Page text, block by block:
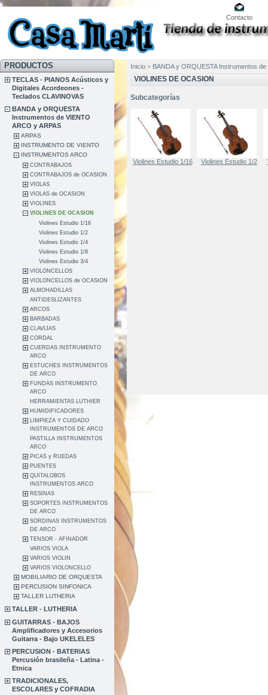
Contacto
PRODUCTOS
TECLAS - PIANOS Acústicos y
Digitales Acordeones -
Teclados CLAVINOVAS
BANDA y ORQUESTA
Instrumentos de VIENTO
ARCO y ARPAS
ARPAS
INSTRUMENTO DE VIENTO
INSTRUMENTOS ARCO
CONTRABAJOS
CONTRABAJOS de OCASION
VIOLAS
VIOLAS de OCASION
VIOLINES
VIOLINES DE OCASION
Violines Estudio 1/16
Violines Estudio 1/2
Violines Estudio 1/4
Violines Estudio 1/8
Violines Estudio 3/4
VIOLONCELLOS
VIOLONCELLOS de OCASION
ALMOHADILLAS
ANTIDESLIZANTES
ARCOS
BARBADAS
CLAVIJAS
CORDAL
CUERDAS INSTRUMENTO
ARCO
ESTUCHES INSTRUMENTOS
DE ARCO
FUNDAS INSTRUMENTO
ARCO
HERRAMIENTAS LUTHIER
HUMIDIFICADORES
LIMPIEZA Y CUIDADO
INSTRUMENTOS DE ARCO
PASTILLA INSTRUMENTOS
ARCO
PICAS y RUEDAS
PUENTES
QUITALOBOS
INSTRUMENTOS ARCO
RESINAS
SOPORTES INSTRUMENTOS
DE ARCO
SORDINAS INSTRUMENTOS
DE ARCO
TENSOR - AFINADOR
VARIOS VIOLA
VARIOS VIOLIN
VARIOS VIOLONCELLO
MOBILIARIO DE ORQUESTA
PERCUSION SINFONICA
TALLER LUTHERIA
TALLER - LUTHERIA
GUITARRAS - BAJOS
Amplificadores y Accesorios
Guitarra - Bajo UKELELES
PERCUSION - BATERIAS
Percusión brasileña - Latina -
Etnica
TRADICIONALES,
ESCOLARES y COFRADIA
Inicio > BANDA y ORQUESTA Instrumentos
VIOLINES DE OCASION
Subcategorías
Violines Estudio 1/16 Violines Estudio 1/2